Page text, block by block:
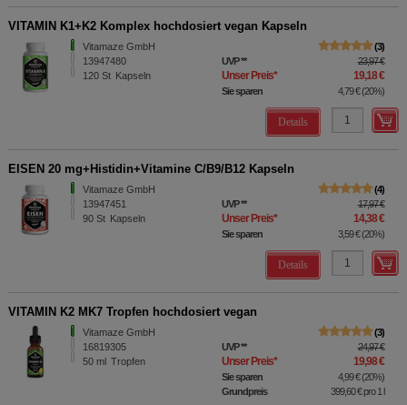
VITAMIN K1+K2 Komplex hochdosiert vegan Kapseln
Vitamaze GmbH
13947480
120 St Kapseln
3
UVP** 23,97 €
Unser Preis* 19,18 €
Sie sparen 4,79 €(20%)
Details
EISEN 20 mg+Histidin+Vitamine C/B9/B12 Kapseln
Vitamaze GmbH
13947451
90 St Kapseln
4
UVP** 17,97 €
Unser Preis* 14,38 €
Sie sparen 3,59 €(20%)
Details
VITAMIN K2 MK7 Tropfen hochdosiert vegan
Vitamaze GmbH
16819305
50 ml Tropfen
3
UVP** 24,97 €
Unser Preis* 19,98 €
Sie sparen 4,99 €(20%)
Grundpreis
399,60 €pro 1 l